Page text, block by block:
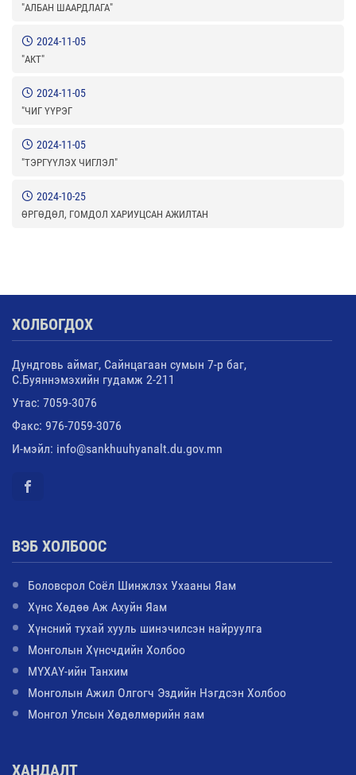
"АЛБАН ШААРДЛАГА"
2024-11-05
"АКТ"
2024-11-05
"ЧИГ ҮҮРЭГ
2024-11-05
"ТЭРГҮҮЛЭХ ЧИГЛЭЛ"
2024-10-25
ӨРГӨДӨЛ, ГОМДОЛ ХАРИУЦСАН АЖИЛТАН
ХОЛБОГДОХ
Дундговь аймаг, Сайнцагаан сумын 7-р баг,
С.Буяннэмэхийн гудамж 2-211
Утас: 7059-3076
Факс: 976-7059-3076
И-мэйл: info@sankhuuhyanalt.du.gov.mn
ВЭБ ХОЛБООС
Боловсрол Соёл Шинжлэх Ухааны Яам
Хүнс Хөдөө Аж Ахуйн Яам
Хүнсний тухай хууль шинэчилсэн найруулга
Монголын Хүнсчдийн Холбоо
МҮХАҮ-ийн Танхим
Монголын Ажил Олгогч Эздийн Нэгдсэн Холбоо
Монгол Улсын Хөдөлмөрийн яам
ХАНДАЛТ